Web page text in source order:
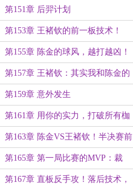
么狠吗？
第151章 后羿计划
第153章 王褚钦的前一板技术！
第155章 陈金的球风，越打越凶！
第157章 王褚钦：其实我和陈金的
实力差不多。。。
第159章 意外发生
第161章 用你的实力，打破所有枷
锁！
第163章 陈金VS王褚钦！半决赛前
奏，试打拍风波！
第165章 第一局比赛的MVP：裁
判！
第167章 直板反手攻！落后技术，